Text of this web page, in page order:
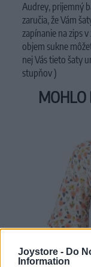
Joystore - Do
Information
Audrey, prijemný
zaručia, že Vám
zapínanie na zips
objem sukne
nej Vás tieto šaty
stupňov )
MOHLO